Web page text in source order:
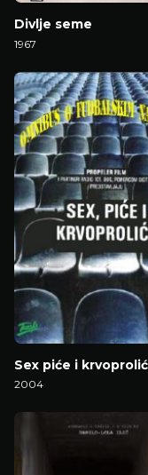
Divlje seme
1967
Sex piće i
2004